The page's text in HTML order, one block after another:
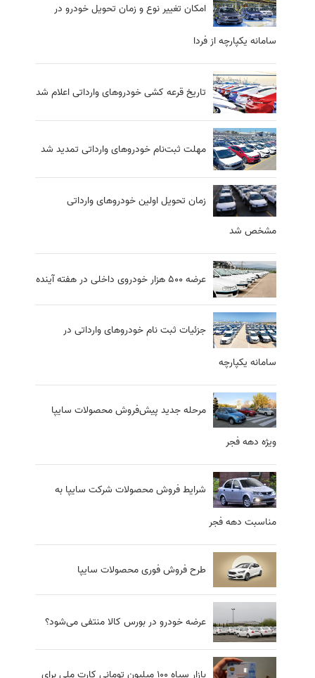
امکان تغییر نوع و زمان تحویل خودرو در
سامانه یکپارچه از فردا
تاریخ قرعه کشی خودروهای وارداتی اعلام شد
مهلت ثبت‌نام خودروهای وارداتی تمدید شد
زمان تحویل اولین خودروهای وارداتی
مشخص شد
عرضه 500 هزار خودروی داخلی در هفته آینده
جزئیات ثبت نام خودروهای وارداتی در
سامانه یکپارچه
مرحله جدید پیش‌فروش محصولات سایپا
ویژه دهه فجر
شرایط فروش محصولات شرکت سایپا به
مناسبت دهه فجر
طرح فروش فوری محصولات سایپا
عرضه خودرو در بورس کالا منتفی می‌شود؟
بازار سیاه 100 میلیون تومانی کارت ملی برای